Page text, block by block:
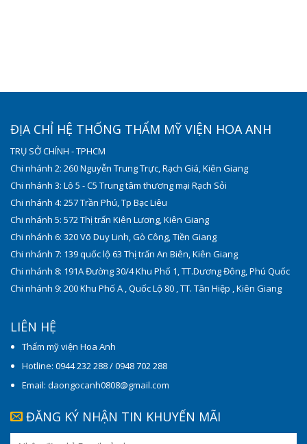
ĐỊA CHỈ HỆ THỐNG THẨM MỸ VIỆN HOA ANH
TRỤ SỞ CHÍNH - TPHCM
Chi nhánh 2: 260 Nguyễn Trung Trực, Rạch Giá, Kiên Giang
Chi nhánh 3: Lô 5 - C5 Trung tâm thương mại Rạch Sỏi
Chi nhánh 4: 257 Trần Phú, Tp Bạc Liêu
Chi nhánh 5: 572 Thị trấn Kiên Lương, Kiên Giang
Chi nhánh 6: 320 Võ Duy Linh, Gò Công, Tiền Giang
Chi nhánh 7: 139 quốc lộ 63 Thị trấn An Biên, Kiên Giang
Chi nhánh 8: 191A Đường 30/4 Khu Phố 1, TT.Dương Đông, Phú Quốc
Chi nhánh 9: 200 Khu Phố A , Quốc Lộ 80 , TT. Tân Hiệp , Kiên Giang
LIÊN HỆ
Thẩm mỹ viện Hoa Anh
Hotline: 0944 232 288 / 0948 702 288
Email: daongocanh0808@gmail.com
ĐĂNG KÝ NHẬN TIN KHUYẾN MÃI